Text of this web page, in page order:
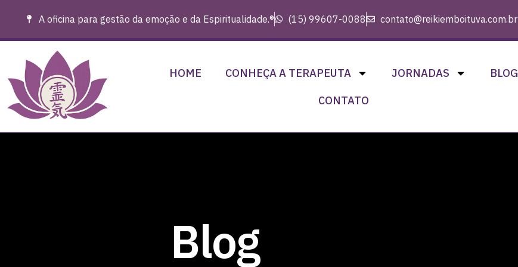
A oficina para gestão da emoção e da Espiritualidade.® (15) 99607-0088 contato@reikiemboituva.com.br
HOME CONHEÇA A TERAPEUTA JORNADAS
BLOG
CONTATO
Blog